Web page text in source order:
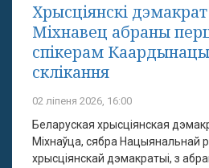
Хрысціянскі
Міхнавец абраны
спікерам
склікання
02 ліпеня 2026, 16:00
Беларуская хрысціянская
Міхнаўца, сябра Нацыянальнай
хрысціянскай дэмакратыі, з